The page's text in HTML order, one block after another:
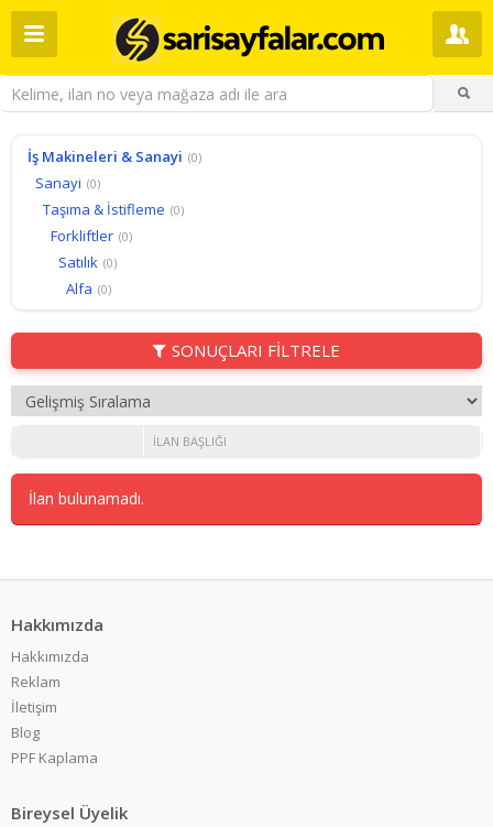
İş Makineleri & Sanayi (0)
Sanayi (0)
Taşıma & İstifleme (0)
Forkliftler (0)
Satılık (0)
Alfa (0)
SONUÇLARI FİLTRELE
İLAN BAŞLIĞI
İlan bulunamadı.
Hakkımızda
Hakkımızda
Reklam
İletişim
Blog
PPF Kaplama
Bireysel Üyelik